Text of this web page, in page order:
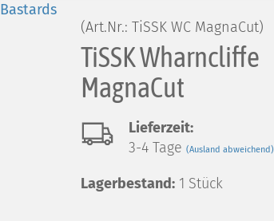
Passwort vergessen?
Bastards
(Art.Nr.: TiSSK WC MagnaCut)
TiSSK Wharncliffe
MagnaCut
Lieferzeit:
3-4 Tage (Ausland abweichend)
Lagerbestand: 1 Stück